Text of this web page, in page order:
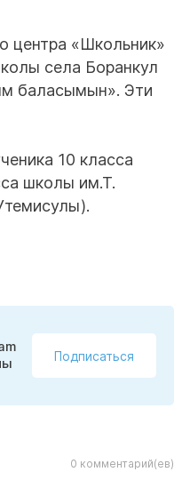
центра «Школьник»
села Боранкул
баласымын». Эти
10 класса
школы им.Т.
Подписаться
0 комментарий(ев)